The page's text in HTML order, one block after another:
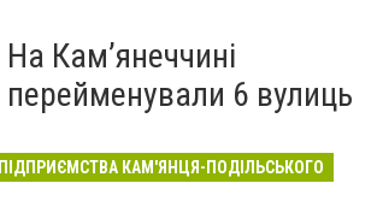
На Камʼянеччині
перейменували 6 вулиць
ПІДПРИЄМСТВА КАМ'ЯНЦЯ-ПОДІЛЬСЬКОГО